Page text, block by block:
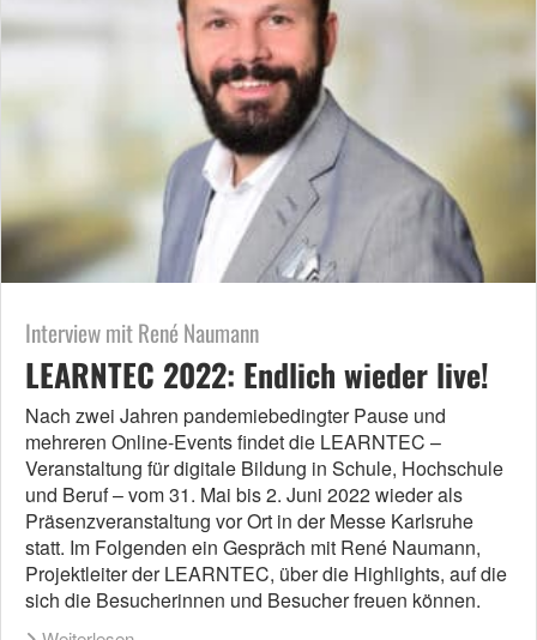
Interview mit René Naumann
LEARNTEC 2022: Endlich wieder live!
Nach zwei Jahren pandemiebedingter Pause und
mehreren Online-Events findet die LEARNTEC –
Veranstaltung für digitale Bildung in Schule, Hochschule
und Beruf – vom 31. Mai bis 2. Juni 2022 wieder als
Präsenzveranstaltung vor Ort in der Messe Karlsruhe
statt. Im Folgenden ein Gespräch mit René Naumann,
Projektleiter der LEARNTEC, über die Highlights, auf die
sich die Besucherinnen und Besucher freuen können.